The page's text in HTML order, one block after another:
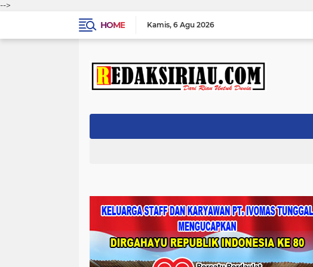
-->
HOME
Kamis 6 Agu 2026